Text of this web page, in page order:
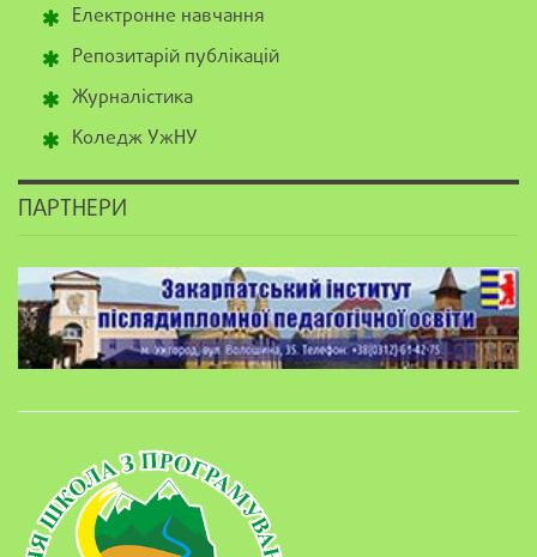
Електронне навчання
Репозитарій публікацій
Журналістика
Коледж УжНУ
ПАРТНЕРИ